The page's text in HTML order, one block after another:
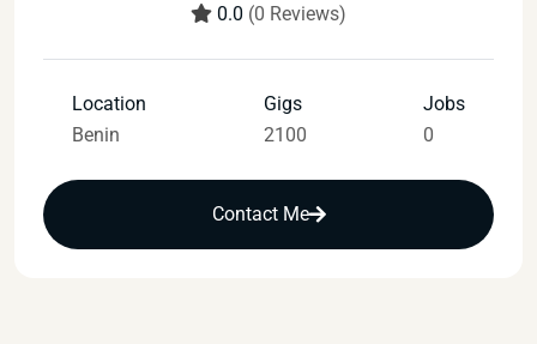
0.0 (0 Reviews)
Location
Benin
Gigs
2100
Jobs
0
Contact Me